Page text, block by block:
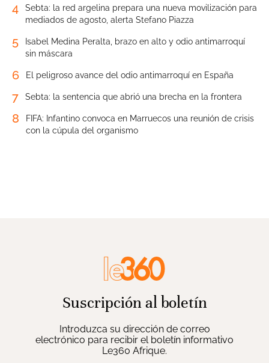
4
Sebta: la red argelina prepara una nueva movilización para
mediados de agosto, alerta Stefano Piazza
5
Isabel Medina Peralta, brazo en alto y odio antimarroquí
sin máscara
6 El peligroso avance del odio antimarroquí en España
7 Sebta: la sentencia que abrió una brecha en la frontera
8
FIFA: Infantino convoca en Marruecos una reunión de crisis
con la cúpula del organismo
Suscripción al boletín
Introduzca su dirección de correo
electrónico para recibir el boletín informativo
Le360 Afrique.